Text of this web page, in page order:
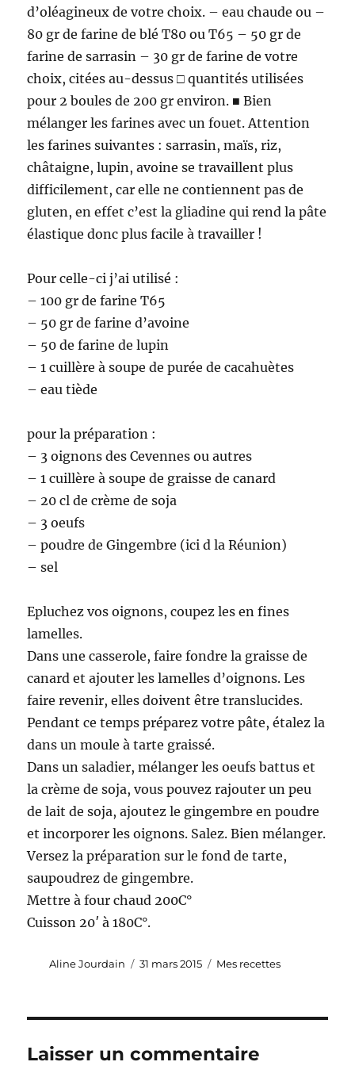
d’oléagineux de votre choix. – eau chaude ou –
80 gr de farine de blé T80 ou T65 – 50 gr de
farine de sarrasin – 30 gr de farine de votre
choix, citées au-dessus □ quantités utilisées
pour 2 boules de 200 gr environ. ■ Bien
mélanger les farines avec un fouet. Attention
les farines suivantes : sarrasin, maïs, riz,
châtaigne, lupin, avoine se travaillent plus
difficilement, car elle ne contiennent pas de
gluten, en effet c’est la gliadine qui rend la pâte
élastique donc plus facile à travailler !
Pour celle-ci j’ai utilisé :
– 100 gr de farine T65
– 50 gr de farine d’avoine
– 50 de farine de lupin
– 1 cuillère à soupe de purée de cacahuètes
– eau tiède
pour la préparation :
– 3 oignons des Cevennes ou autres
– 1 cuillère à soupe de graisse de canard
– 20 cl de crème de soja
– 3 oeufs
– poudre de Gingembre (ici d la Réunion)
– sel
Epluchez vos oignons, coupez les en fines
lamelles.
Dans une casserole, faire fondre la graisse de
canard et ajouter les lamelles d’oignons. Les
faire revenir, elles doivent être translucides.
Pendant ce temps préparez votre pâte, étalez la
dans un moule à tarte graissé.
Dans un saladier, mélanger les oeufs battus et
la crème de soja, vous pouvez rajouter un peu
de lait de soja, ajoutez le gingembre en poudre
et incorporer les oignons. Salez. Bien mélanger.
Versez la préparation sur le fond de tarte,
saupoudrez de gingembre.
Mettre à four chaud 200C°
Cuisson 20′ à 180C°.
Auteur
Aline Jourdain
Publié
31 mars 2015 Catégories
Mes recettes
Laisser un commentaire